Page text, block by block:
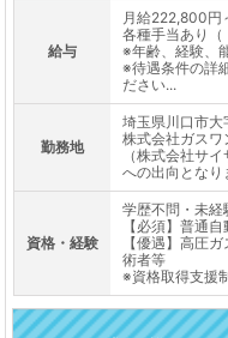
給与
月給222,800円
各種手当あり（
※年齢、経験、
※待遇条件の詳
ださい...
勤務地
埼玉県川口市
株式会社ガスワ
（株式会社サ
への出向となり
資格・経験
学歴不問・未経
【必須】普通
【優遇】高圧
術者等
※資格取得支援